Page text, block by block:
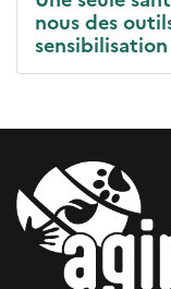
nous des
sensibilisation